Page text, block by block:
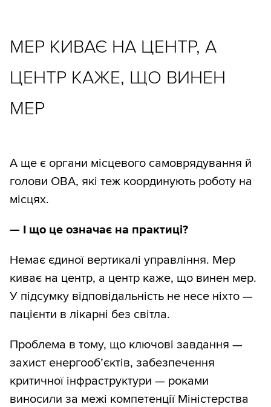
МЕР КИВАЄ НА ЦЕНТР, А
ЦЕНТР КАЖЕ, ЩО ВИНЕН
МЕР
А ще є органи місцевого самоврядування й
голови ОВА, які теж координують роботу на
місцях.
— І що це означає на практиці?
Немає єдиної вертикалі управління. Мер
киває на центр, а центр каже, що винен мер.
У підсумку відповідальність не несе ніхто —
пацієнти в лікарні без світла.
Проблема в тому, що ключові завдання —
захист енергооб’єктів, забезпечення
критичної інфраструктури — роками
виносили за межі компетенції Міністерства